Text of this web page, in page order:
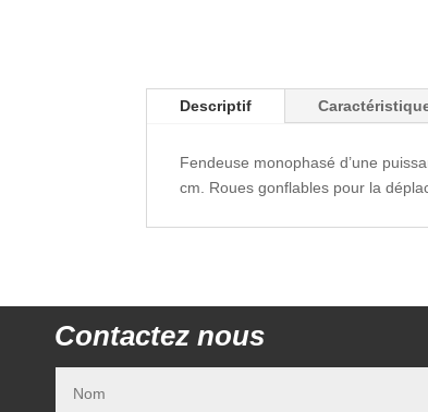
Descriptif
Fendeuse monophasé d’une
cm. Roues gonflables pour la
Contactez nous